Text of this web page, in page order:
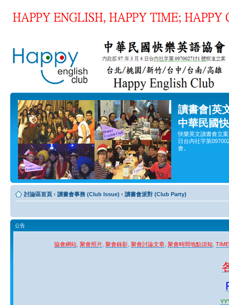
讀書會|英
中華民國
快樂英文讀書會立
日台內社字第
會。
討論區首頁 ‹ 讀書會事務 (Club Issue) ‹ 讀書會派對 (Club Party)
公告
協會網站 聚會照片 聚會錄影 聚會討論文章 聚會時間地點須知